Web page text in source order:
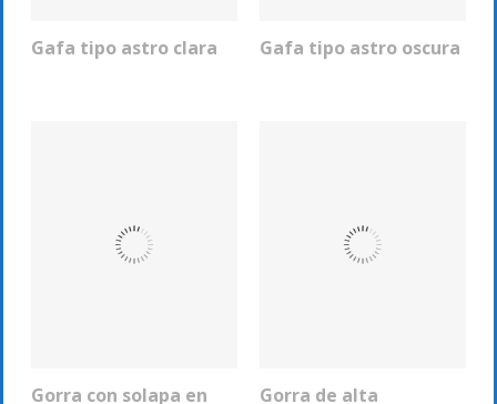
Gafa tipo astro clara
COTIZAR Gafa tipo astro oscura
COTIZAR
Gorra con solapa en
COTIZAR Gorra de alta
COTIZAR